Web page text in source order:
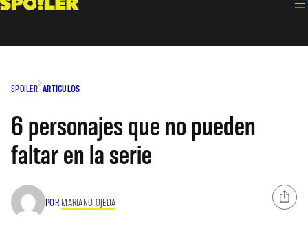
SPOILER ARTÍCULOS
6 personajes que no pueden
faltar en la serie
POR MARIANO OJEDA